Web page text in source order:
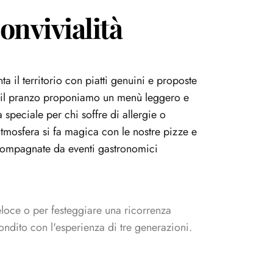
il territorio con piatti genuini e proposte
pranzo proponiamo un menù leggero e
speciale per chi soffre di allergie o
si fa magica con le nostre pizze e
da eventi gastronomici
o per festeggiare una ricorrenza
con l'esperienza di tre generazioni.